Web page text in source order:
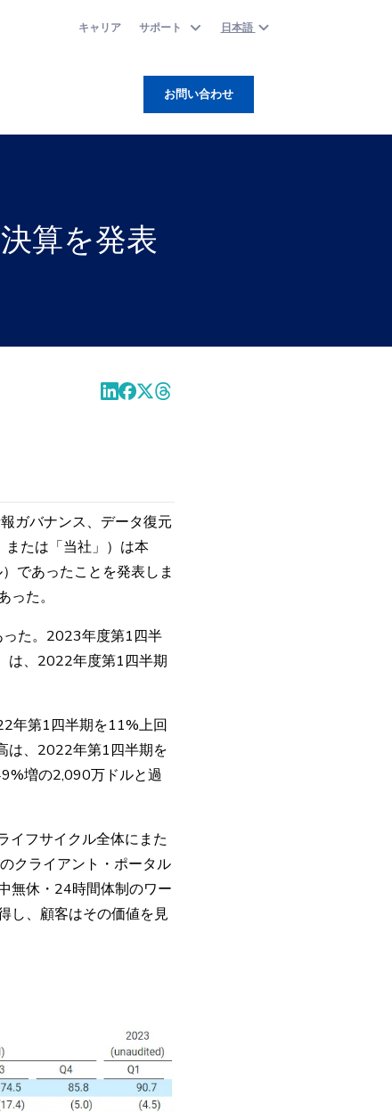
キャリア サポート 日本語
お問い合わせ
算を発表
ガバナンス、データ復元
または「当社」）は本
であったことを発表しま
た。
た。2023年度第1四半
は、2022年度第1四半期
年第1四半期を11%上回
は、2022年第1四半期を
増の2,090万ドルと過
イフサイクル全体にまた
クライアント・ポータル
無休・24時間体制のワー
し、顧客はその価値を見